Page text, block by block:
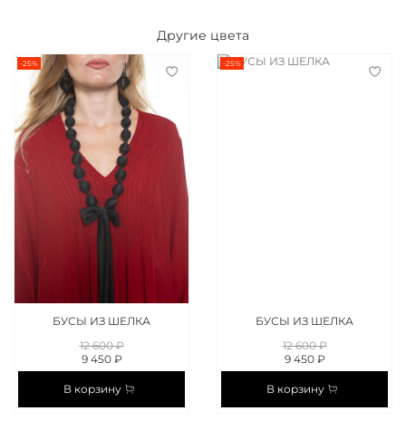
Другие цвета
-25%
БУСЫ ИЗ ШЕЛКА
12 600 ₽
9 450 ₽
В корзину
-25%
БУСЫ ИЗ ШЕЛКА
12 600 ₽
9 450 ₽
В корзину